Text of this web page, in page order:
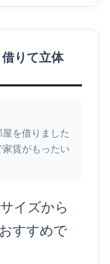
りて立体
を借りました
賃がもったい
イズから
すすめで